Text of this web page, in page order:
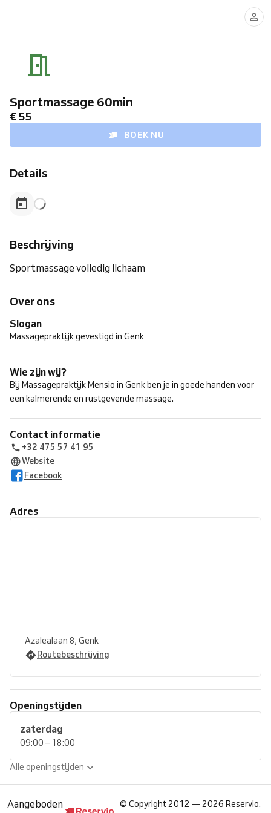
Sportmassage 60min
€ 55
BOEK NU
Details
Beschrijving
Sportmassage volledig lichaam
Over ons
Slogan
Massagepraktijk gevestigd in Genk
Wie zijn wij?
Bij Massagepraktijk Mensio in Genk ben je in goede handen voor
een kalmerende en rustgevende massage.
Contact informatie
+32 475 57 41 95
Website
Facebook
Adres
Azalealaan 8, Genk
Routebeschrijving
Openingstijden
zaterdag
09:00 – 18:00
Alle openingstijden
Aangeboden
© Copyright 2012 — 2026 Reservio.